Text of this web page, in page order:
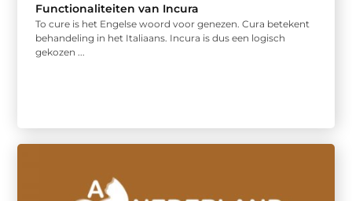
Functionaliteiten van Incura
To cure is het Engelse woord voor genezen. Cura betekent
behandeling in het Italiaans. Incura is dus een logisch
gekozen ...